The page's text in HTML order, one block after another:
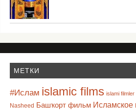
МЕТКИ
#Ислам islamic films islami filmler
Nasheed Башҡорт фильм Исламское